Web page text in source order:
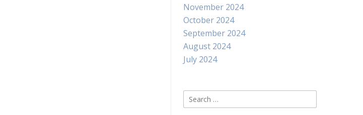
November 2024
October 2024
September 2024
August 2024
July 2024
Search
for: